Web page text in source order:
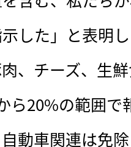
した」と表明
、チーズ、生
ら20%の範囲
動車関連は免